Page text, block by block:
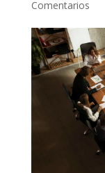
Comentarios